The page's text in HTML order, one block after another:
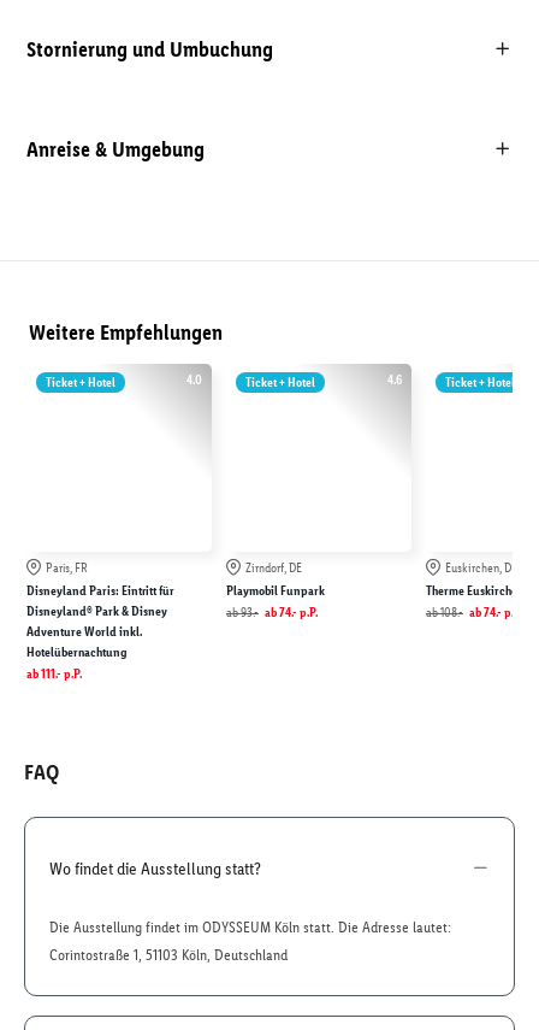
Stornierung und Umbuchung
Anreise & Umgebung
Weitere Empfehlungen
4.0
Ticket + Hotel
Paris, FR
Disneyland Paris: Eintritt für
Disneyland® Park & Disney
Adventure World inkl.
Hotelübernachtung
ab111.- p.P.
4.6
Ticket + Hotel
Zirndorf, DE
Playmobil Funpark
ab93.- ab74.- p.P.
Ticket + Hotel
Euskirchen, DE
Therme Euskirchen
ab108.- ab74.- p.P.
FAQ
Wo findet die Ausstellung statt?
Die Ausstellung findet im ODYSSEUM Köln statt. Die Adresse lautet:
Corintostraße 1, 51103 Köln, Deutschland